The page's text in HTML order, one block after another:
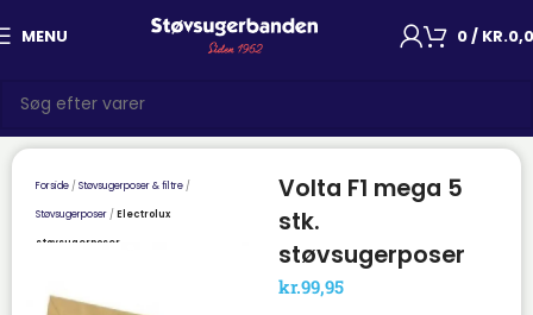
MENU 0/ KR.
Forside Støvsugerposer & filtre
Støvsugerposer Electrolux
støvsugerposer
Volta F1 mega 5
stk.
støvsugerposer
kr.99,95